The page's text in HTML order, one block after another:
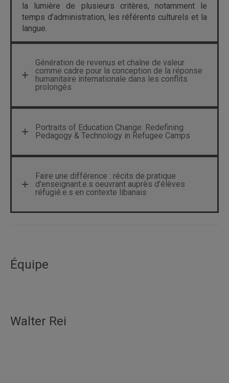
la lumière de plusieurs critères, notamment le
temps d’administration, les référents culturels et la
langue.
Génération de revenus et chaîne de valeur
comme cadre pour la conception de la réponse
humanitaire internationale dans les conflits
prolongés
Portraits of Education Change: Redefining
Pedagogy & Technology in Refugee Camps
Faire une différence : récits de pratique
d'enseignant.e.s oeuvrant auprès d’élèves
réfugié.e.s en contexte libanais
Équipe
Walter Rei